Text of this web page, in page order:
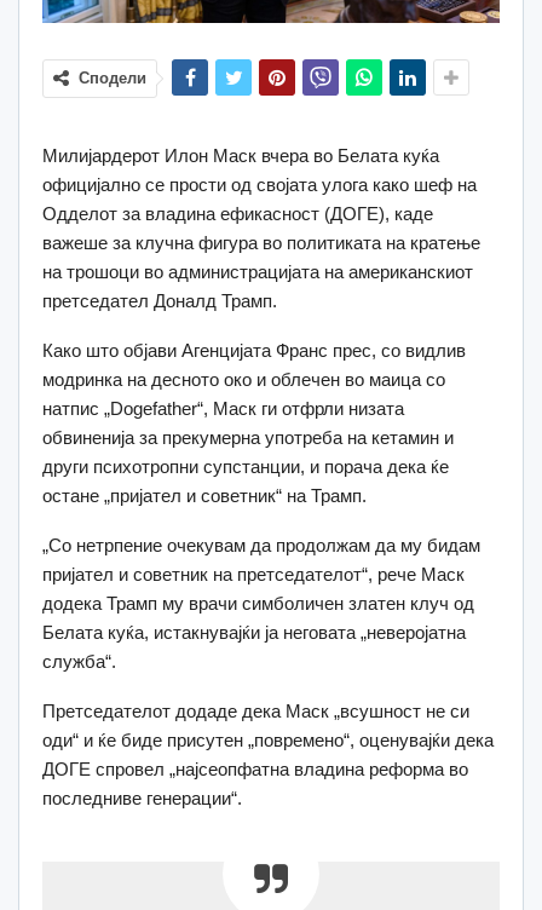
Сподели
Милијардерот Илон Маск вчера во Белата куќа
официјално се прости од својата улога како шеф на
Одделот за владина ефикасност (ДОГЕ), каде
важеше за клучна фигура во политиката на кратење
на трошоци во администрацијата на американскиот
претседател Доналд Трамп.
Како што објави Агенцијата Франс прес, со видлив
модринка на десното око и облечен во маица со
натпис „Dogefather“, Маск ги отфрли низата
обвиненија за прекумерна употреба на кетамин и
други психотропни супстанции, и порача дека ќе
остане „пријател и советник“ на Трамп.
„Со нетрпение очекувам да продолжам да му бидам
пријател и советник на претседателот“, рече Маск
додека Трамп му врачи симболичен златен клуч од
Белата куќа, истакнувајќи ја неговата „неверојатна
служба“.
Претседателот додаде дека Маск „всушност не си
оди“ и ќе биде присутен „повремено“, оценувајќи дека
ДОГЕ спровел „најсеопфатна владина реформа во
последниве генерации“.